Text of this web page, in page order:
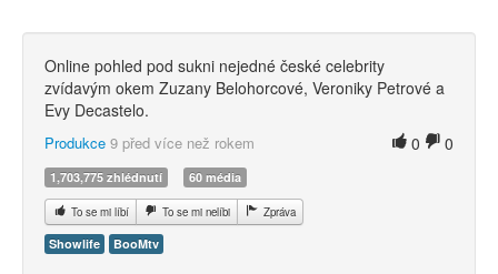
Online pohled pod sukni nejedné české celebrity
zvídavým okem Zuzany Belohorcové, Veroniky Petrové a
Evy Decastelo.
0
0
Produkce 9 před více než rokem
1,703,775 zhlédnutí 60 média
To se mi líbí To se mi nelíbi Zpráva
Showlife BooMtv